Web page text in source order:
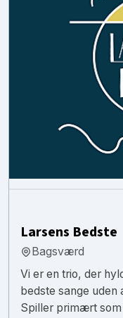
Larsens Bedste
Bagsværd
Vi er en trio, der
bedste sange uden
Spiller primært som